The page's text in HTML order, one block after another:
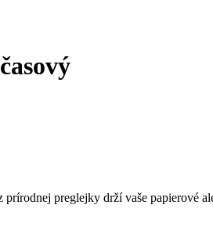
preglejky drží vaše papierové